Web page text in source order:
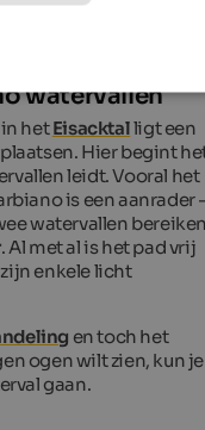
watervallen
in hetEisacktalligt een
Hier begint
leidt. Vooral het
is een aanrader
watervallen
. Al met al is het pad vrij
enkele licht
en toch het
ogen wilt zien, kun je
gaan.